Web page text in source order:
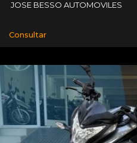
JOSE BESSO AUTOMOVILES
Consultar